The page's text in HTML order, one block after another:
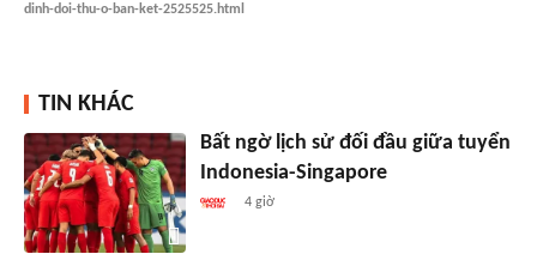
dinh-doi-thu-o-ban-ket-2525525.html
TIN KHÁC
Bất ngờ lịch sử đối đầu giữa tuyển
Indonesia-Singapore
4 giờ